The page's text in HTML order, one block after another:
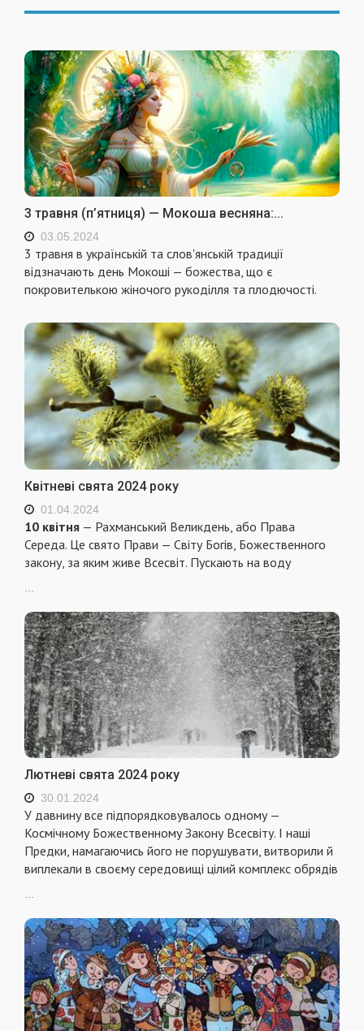
3 травня (п’ятниця) — Мокоша весняна:...
03.05.2024
3 травня в українській та слов'янській традиції
відзначають день Мокоші — божества, що є
покровителькою жіночого рукоділля та плодючості.
Квітневі свята 2024 року
01.04.2024
10 квітня — Рахманський Великдень, або Права
Середа. Це свято Прави — Світу Богів, Божественного
закону, за яким живе Всесвіт. Пускають на воду
Лютневі свята 2024 року
30.01.2024
У давнину все підпорядковувалось одному —
Космічному Божественному Закону Всесвіту. І наші
Предки, намагаючись його не порушувати, витворили й
виплекали в своєму середовищі цілий комплекс обрядів